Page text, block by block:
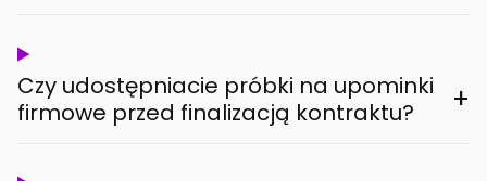
Czy udostępniacie próbki na upominki
firmowe przed finalizacją kontraktu?
+